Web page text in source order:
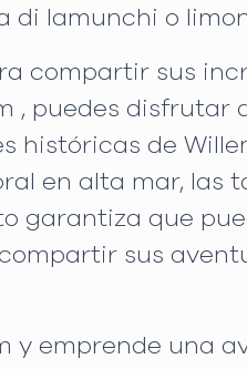
di lamunchi o
compartir sus
, puedes
históricas de
en alta mar, las
garantiza que
sus
y emprende una